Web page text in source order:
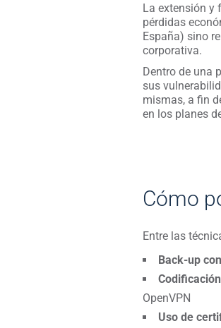
La extensión y
pérdidas
España) sino
corporativa.
Dentro de una
sus
mismas, a fin
en los planes
Cómo
Entre las
Back-up
Codificación
OpenVPN
Uso de